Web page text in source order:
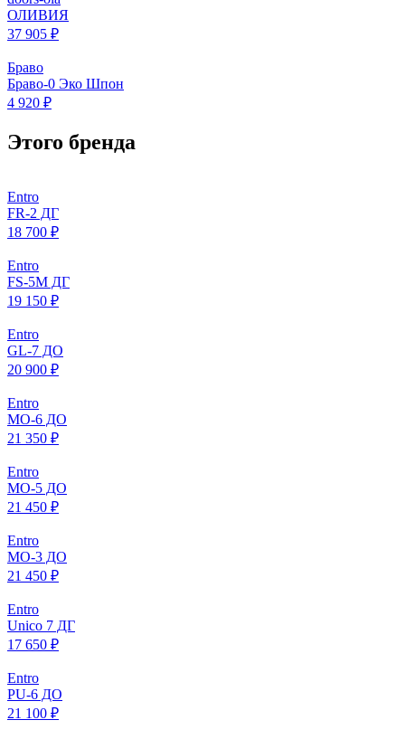
ОЛИВИЯ
37 905 ₽
Браво
Браво-0 Эко Шпон
4 920 ₽
Этого бренда
Entro
FR-2 ДГ
18 700 ₽
Entro
FS-5M ДГ
19 150 ₽
Entro
GL-7 ДО
20 900 ₽
Entro
МO-6 ДО
21 350 ₽
Entro
МO-5 ДО
21 450 ₽
Entro
МO-3 ДО
21 450 ₽
Entro
Unico 7 ДГ
17 650 ₽
Entro
PU-6 ДО
21 100 ₽